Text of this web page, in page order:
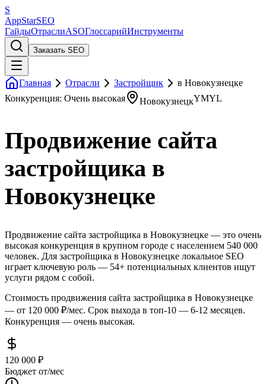
S
AppStarSEO
ГайдыОтраслиASOГлоссарийИнструменты
Заказать SEO
Главная Отрасли Застройщик
в Новокузнецке
Конкуренция: Очень высокая
НовокузнецкYMYL
Продвижение сайта
застройщика в
Новокузнецке
Продвижение сайта застройщика в Новокузнецке — это очень
высокая конкуренция в крупном городе с населением 540 000
человек. Для застройщика в Новокузнецке локальное SEO
играет ключевую роль — 54+ потенциальных клиентов ищут
услуги рядом с собой.
Стоимость продвижения сайта застройщика в Новокузнецке
— от 120 000 ₽/мес. Срок выхода в топ-10 — 6-12 месяцев.
Конкуренция — очень высокая.
120 000 ₽
Бюджет от/мес